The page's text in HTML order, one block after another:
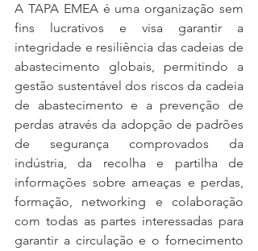
A TAPA EMEA é uma organização sem
fins lucrativos e visa garantir a
integridade e resiliência das cadeias de
abastecimento globais, permitindo a
gestão sustentável dos riscos da cadeia
de abastecimento e a prevenção de
perdas através da adopção de padrões
de segurança comprovados da
indústria, da recolha e partilha de
informações sobre ameaças e perdas,
formação, networking e colaboração
com todas as partes interessadas para
garantir a circulação e o fornecimento